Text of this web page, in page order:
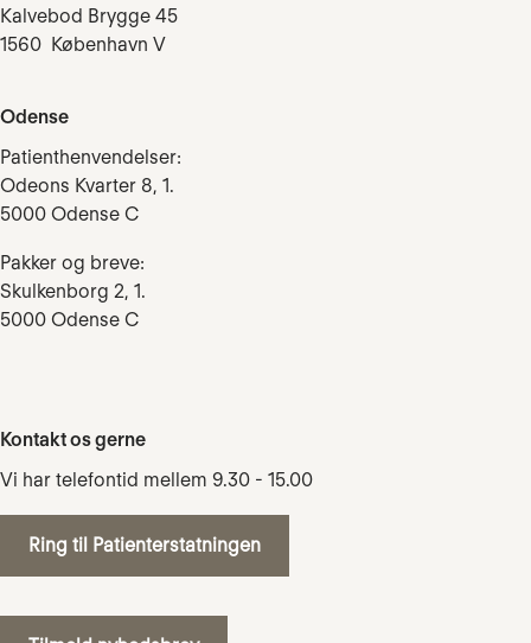
Kalvebod Brygge 45
1560 København V
Odense
Patienthenvendelser:
Odeons Kvarter 8, 1.
5000 Odense C
Pakker og breve:
Skulkenborg 2, 1.
5000 Odense C
Kontakt os gerne
Vi har telefontid mellem 9.30 - 15.00
Ring til Patienterstatningen